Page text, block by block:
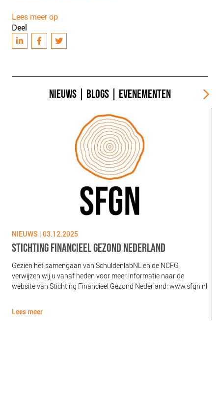
Lees meer op
Deel
NIEUWS BLOGS EVENEMENTEN
NIEUWS | 03.12.2025
STICHTING FINANCIEEL GEZOND NEDERLAND
Gezien het samengaan van SchuldenlabNL en de NCFG
verwijzen wij u vanaf heden voor meer informatie naar de
website van Stichting Financieel Gezond Nederland: www.sfgn.nl
Lees meer